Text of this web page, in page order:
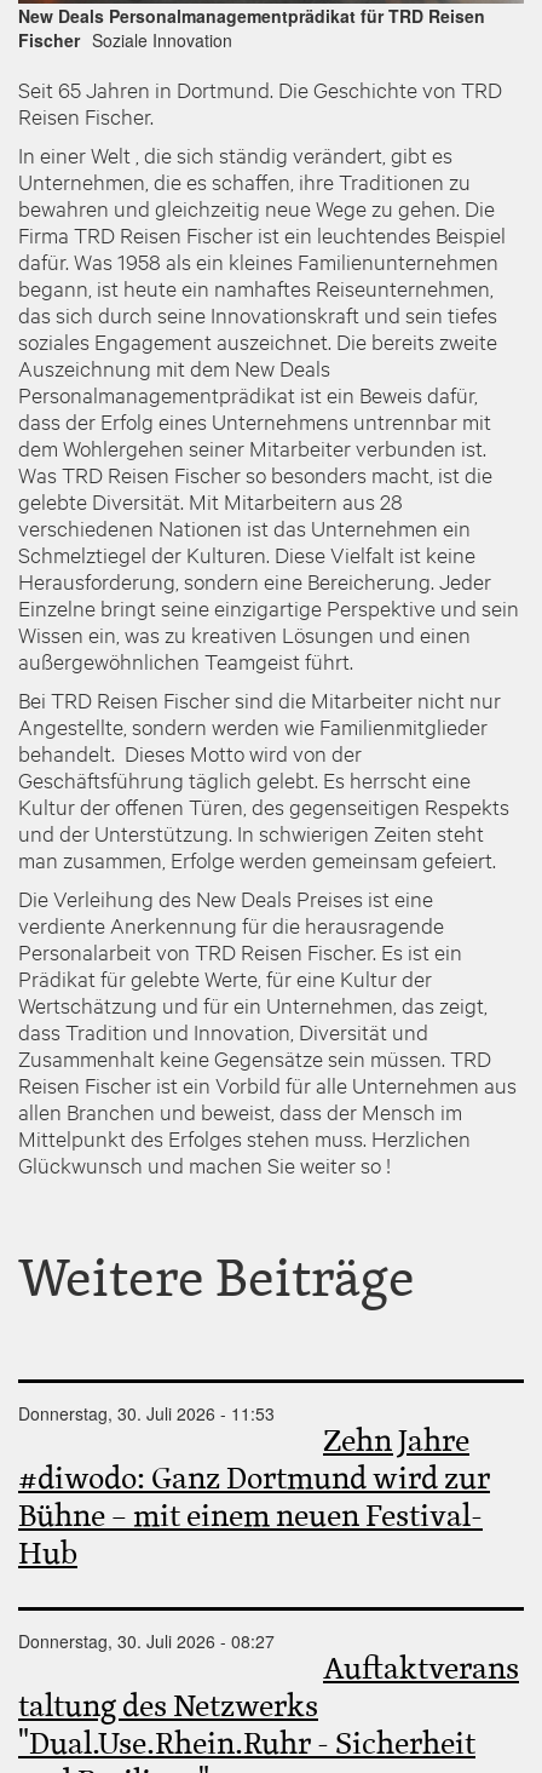
New Deals Personalmanagementprädikat für TRD Reisen
Fischer Soziale Innovation
Seit 65 Jahren in Dortmund. Die Geschichte von TRD
Reisen Fischer.
In einer Welt , die sich ständig verändert, gibt es
Unternehmen, die es schaffen, ihre Traditionen zu
bewahren und gleichzeitig neue Wege zu gehen. Die
Firma TRD Reisen Fischer ist ein leuchtendes Beispiel
dafür. Was 1958 als ein kleines Familienunternehmen
begann, ist heute ein namhaftes Reiseunternehmen,
das sich durch seine Innovationskraft und sein tiefes
soziales Engagement auszeichnet. Die bereits zweite
Auszeichnung mit dem New Deals
Personalmanagementprädikat ist ein Beweis dafür,
dass der Erfolg eines Unternehmens untrennbar mit
dem Wohlergehen seiner Mitarbeiter verbunden ist.
Was TRD Reisen Fischer so besonders macht, ist die
gelebte Diversität. Mit Mitarbeitern aus 28
verschiedenen Nationen ist das Unternehmen ein
Schmelztiegel der Kulturen. Diese Vielfalt ist keine
Herausforderung, sondern eine Bereicherung. Jeder
Einzelne bringt seine einzigartige Perspektive und sein
Wissen ein, was zu kreativen Lösungen und einen
außergewöhnlichen Teamgeist führt.
Bei TRD Reisen Fischer sind die Mitarbeiter nicht nur
Angestellte, sondern werden wie Familienmitglieder
behandelt. Dieses Motto wird von der
Geschäftsführung täglich gelebt. Es herrscht eine
Kultur der offenen Türen, des gegenseitigen Respekts
und der Unterstützung. In schwierigen Zeiten steht
man zusammen, Erfolge werden gemeinsam gefeiert.
Die Verleihung des New Deals Preises ist eine
verdiente Anerkennung für die herausragende
Personalarbeit von TRD Reisen Fischer. Es ist ein
Prädikat für gelebte Werte, für eine Kultur der
Wertschätzung und für ein Unternehmen, das zeigt,
dass Tradition und Innovation, Diversität und
Zusammenhalt keine Gegensätze sein müssen. TRD
Reisen Fischer ist ein Vorbild für alle Unternehmen aus
allen Branchen und beweist, dass der Mensch im
Mittelpunkt des Erfolges stehen muss. Herzlichen
Glückwunsch und machen Sie weiter so !
Weitere Beiträge
Donnerstag, 30. Juli 2026 - 11:53
Zehn Jahre
#diwodo: Ganz Dortmund wird zur
Bühne – mit einem neuen Festival-
Hub
Donnerstag, 30. Juli 2026 - 08:27
Auftaktverans
taltung des Netzwerks
"Dual.Use.Rhein.Ruhr - Sicherheit